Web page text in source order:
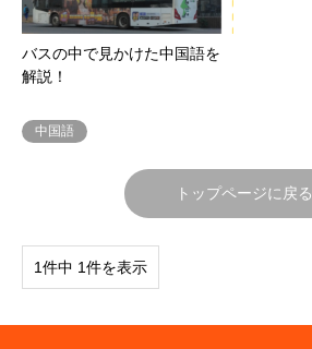
バスの中で見かけた中国語を
解説！
中国語
トップページに戻る
1件中 1件を表示